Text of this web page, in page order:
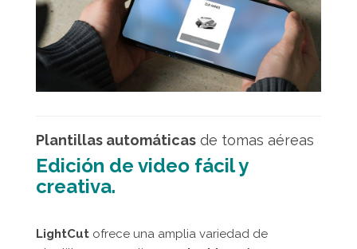
Plantillas automáticas de tomas aéreas
Edición de video fácil y
creativa.
LightCut ofrece una amplia variedad de